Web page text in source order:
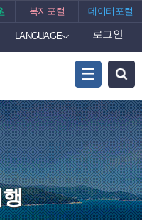
복지포털 데이터포털
LANGUAGE 로그인